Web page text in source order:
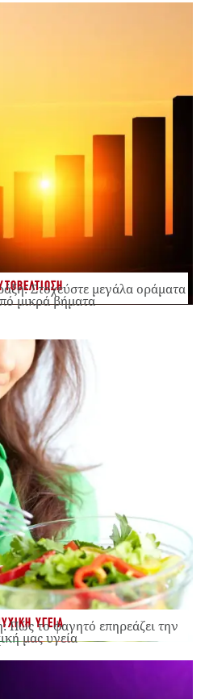
Στοχεύστε μεγάλα οράματα
μικρά βήματα
ΥΓΕΙΑ
Πώς το φαγητό επηρεάζει την
μας υγεία